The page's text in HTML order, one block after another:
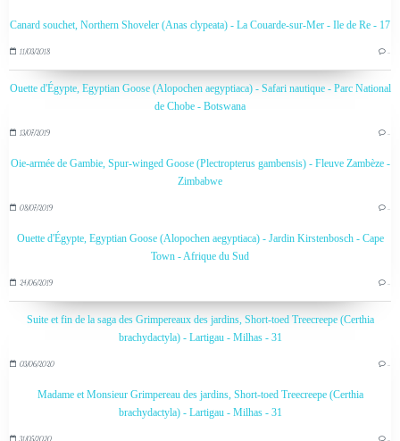
Canard souchet, Northern Shoveler (Anas clypeata) - La Couarde-sur-Mer - Ile de Re - 17
11/03/2018 …
Ouette d'Égypte, Egyptian Goose (Alopochen aegyptiaca) - Safari nautique - Parc National
de Chobe - Botswana
13/07/2019 …
Oie-armée de Gambie, Spur-winged Goose (Plectropterus gambensis) - Fleuve Zambèze -
Zimbabwe
08/07/2019 …
Ouette d'Égypte, Egyptian Goose (Alopochen aegyptiaca) - Jardin Kirstenbosch - Cape
Town - Afrique du Sud
24/06/2019 …
Suite et fin de la saga des Grimpereaux des jardins, Short-toed Treecreepe (Certhia
brachydactyla) - Lartigau - Milhas - 31
03/06/2020 …
Madame et Monsieur Grimpereau des jardins, Short-toed Treecreepe (Certhia
brachydactyla) - Lartigau - Milhas - 31
31/05/2020 …